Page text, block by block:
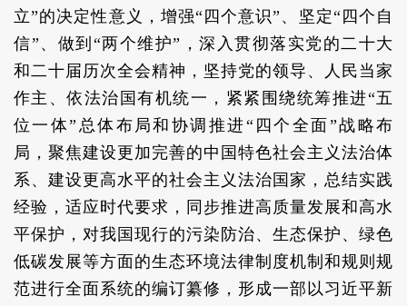
立”的决定性意义，增强“四个意识”、坚定“四个自
信”、做到“两个维护”，深入贯彻落实党的二十大
和二十届历次全会精神，坚持党的领导、人民当家
作主、依法治国有机统一，紧紧围绕统筹推进“五
位一体”总体布局和协调推进“四个全面”战略布
局，聚焦建设更加完善的中国特色社会主义法治体
系、建设更高水平的社会主义法治国家，总结实践
经验，适应时代要求，同步推进高质量发展和高水
平保护，对我国现行的污染防治、生态保护、绿色
低碳发展等方面的生态环境法律制度机制和规则规
范进行全面系统的编订纂修，形成一部以习近平新